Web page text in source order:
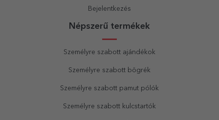
Bejelentkezés
Népszerű termékek
Személyre szabott ajándékok
Személyre szabott bögrék
Személyre szabott pamut pólók
Személyre szabott kulcstartók